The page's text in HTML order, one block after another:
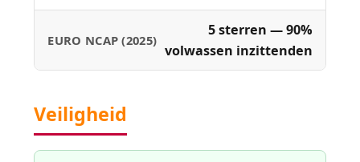
EURO NCAP (2025)
5 sterren — 90%
volwassen inzittenden
Veiligheid